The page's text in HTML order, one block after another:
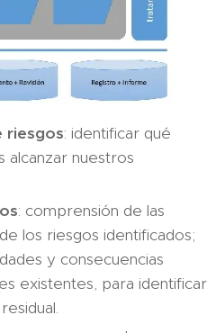
riesgos: identificar qué
alcanzar nuestros
: comprensión de las
los riesgos identificados;
y consecuencias
existentes, para identificar